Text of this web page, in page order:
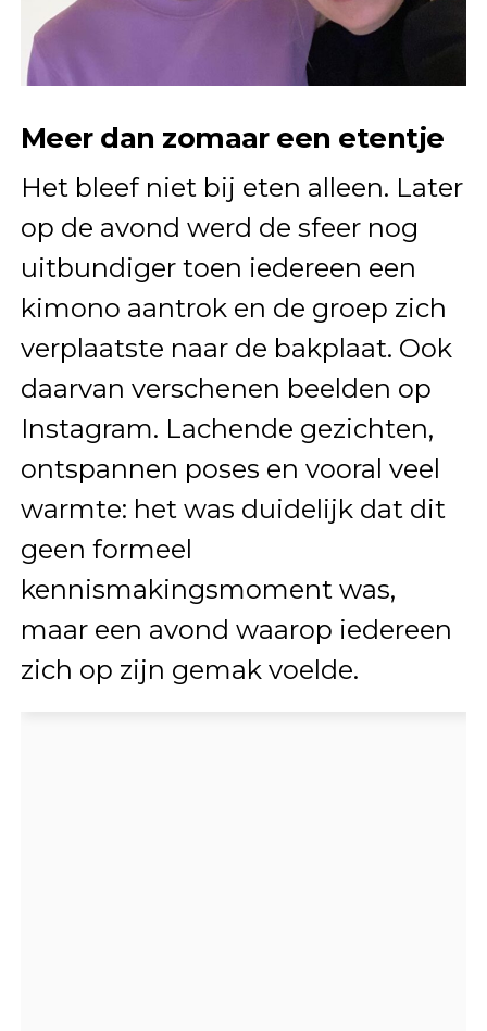
Meer dan zomaar een etentje
Het bleef niet bij eten alleen. Later
op de avond werd de sfeer nog
uitbundiger toen iedereen een
kimono aantrok en de groep zich
verplaatste naar de bakplaat. Ook
daarvan verschenen beelden op
Instagram. Lachende gezichten,
ontspannen poses en vooral veel
warmte: het was duidelijk dat dit
geen formeel
kennismakingsmoment was,
maar een avond waarop iedereen
zich op zijn gemak voelde.